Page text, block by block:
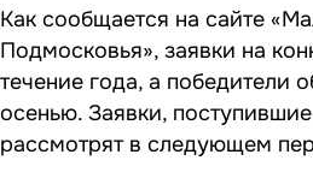
Как сообщается на сайте
Подмосковья», заявки на
течение года, а победители
осенью. Заявки,
рассмотрят в следующем